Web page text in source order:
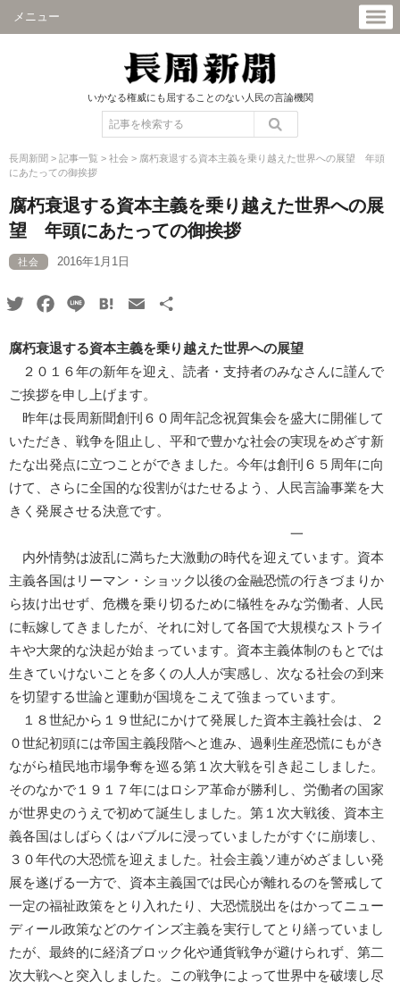
メニュー
いかなる権威にも屈することのない人民の言論機関
長周新聞 > 記事一覧 > 社会 > 腐朽衰退する資本主義を乗り越えた世界への展望 年頭
にあたっての御挨拶
腐朽衰退する資本主義を乗り越えた世界への展
望 年頭にあたっての御挨拶
社会 2016年1月1日
TwitterFacebook
Line HatenaEmail
腐朽衰退する資本主義を乗り越えた世界への展望
２０１６年の新年を迎え、読者・支持者のみなさんに謹んで
ご挨拶を申し上げます。
昨年は長周新聞創刊６０周年記念祝賀集会を盛大に開催して
いただき、戦争を阻止し、平和で豊かな社会の実現をめざす新
たな出発点に立つことができました。今年は創刊６５周年に向
けて、さらに全国的な役割がはたせるよう、人民言論事業を大
きく発展させる決意です。
一
内外情勢は波乱に満ちた大激動の時代を迎えています。資本
主義各国はリーマン・ショック以後の金融恐慌の行きづまりか
ら抜け出せず、危機を乗り切るために犠牲をみな労働者、人民
に転嫁してきましたが、それに対して各国で大規模なストライ
キや大衆的な決起が始まっています。資本主義体制のもとでは
生きていけないことを多くの人人が実感し、次なる社会の到来
を切望する世論と運動が国境をこえて強まっています。
１８世紀から１９世紀にかけて発展した資本主義社会は、２
０世紀初頭には帝国主義段階へと進み、過剰生産恐慌にもがき
ながら植民地市場争奪を巡る第１次大戦を引き起こしました。
そのなかで１９１７年にはロシア革命が勝利し、労働者の国家
が世界史のうえで初めて誕生しました。第１次大戦後、資本主
義各国はしばらくはバブルに浸っていましたがすぐに崩壊し、
３０年代の大恐慌を迎えました。社会主義ソ連がめざましい発
展を遂げる一方で、資本主義国では民心が離れるのを警戒して
一定の福祉政策をとり入れたり、大恐慌脱出をはかってニュー
ディール政策などのケインズ主義を実行してとり繕っていまし
たが、最終的に経済ブロック化や通貨戦争が避けられず、第二
次大戦へと突入しました。この戦争によって世界中を破壊し尽